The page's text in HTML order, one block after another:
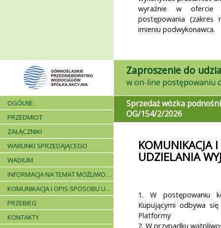
wyraźnie w ofercie
postępowania (zakres
imieniu podwykonawca.
Zaproszenie do
OGÓLNE
PRZEDMIOT
ZAŁĄCZNIKI
WARUNKI SPRZEDAJĄCEGO
WADIUM
INFORMACJA NA TEMAT MOŻLIWOŚCI SKŁADANIA JEDNEJ OFERTY PRZEZ DWA LUB WIĘCEJ PODMIOTÓW ORAZ UCZESTNICTWA PODWYKONAWCÓW
KOMUNIKACJA I OPIS SPOSOBU UDZIELANIA WYJAŚNIEŃ
PRZEBIEG
KONTAKTY
Sprzedaż wózka
OG/154/2/2026
KOMUNIKACJA
UDZIELANIA
1. W postępowaniu
Kupującymi odbywa
Platformy
2. W przypadku